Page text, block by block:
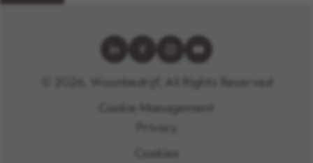
© 2026, Woonbedrijf, All Rights Reserved
Cookie Management
Privacy
Cookies